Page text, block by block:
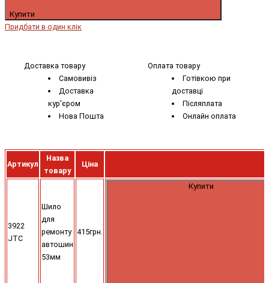
Купити
Придбати в один клік
Доставка товару
Самовивіз
Доставка
кур'єром
Нова Пошта
Оплата товару
Готівкою при
доставці
Післяплата
Онлайн оплата
Артикул
Назва
товару
Ціна
3922
JTC
Шило
для
ремонту
автошин
53мм
415грн.
Купити